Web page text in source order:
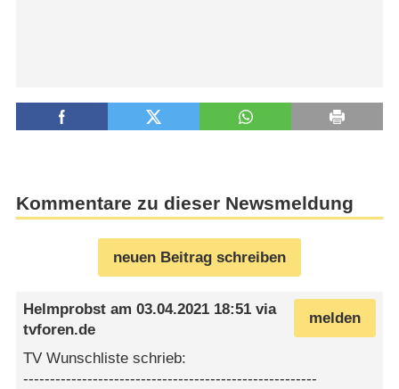
Kommentare zu dieser Newsmeldung
neuen Beitrag schreiben
melden
Helmprobst am03.04.2021 18:51 via
tvforen.de
TV Wunschliste schrieb:
-------------------------------------------------------